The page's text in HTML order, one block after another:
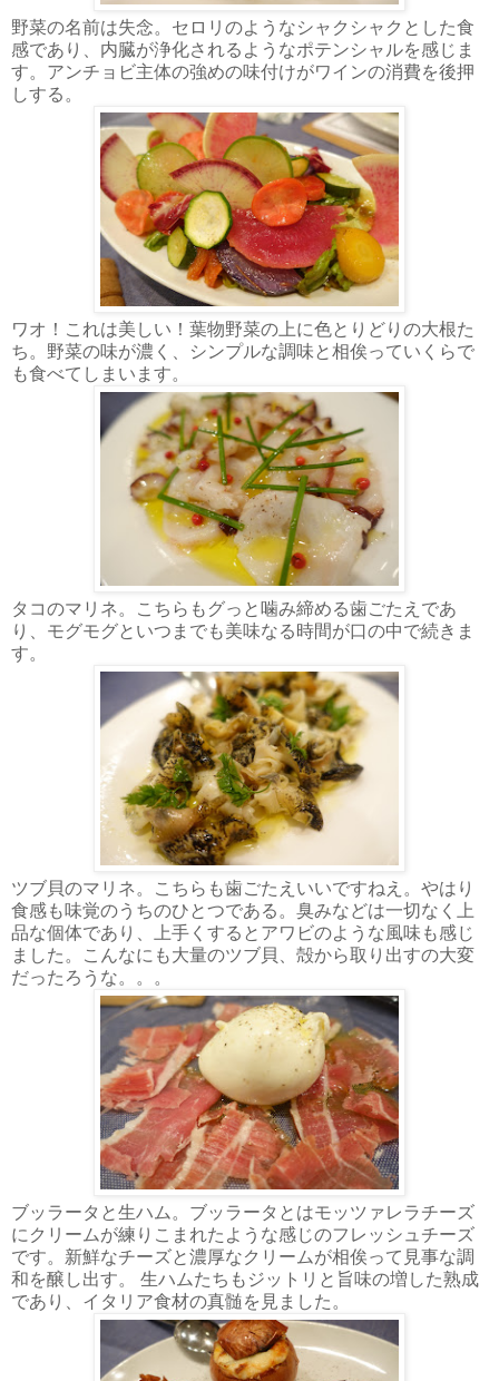
野菜の名前は失念。セロリのようなシャクシャクとした食
感であり、内臓が浄化されるようなポテンシャルを感じま
す。アンチョビ主体の強めの味付けがワインの消費を後押
しする。
ワオ！これは美しい！葉物野菜の上に色とりどりの大根た
ち。野菜の味が濃く、シンプルな調味と相俟っていくらで
も食べてしまいます。
タコのマリネ。こちらもグっと噛み締める歯ごたえであ
り、モグモグといつまでも美味なる時間が口の中で続きま
す。
ツブ貝のマリネ。こちらも歯ごたえいいですねえ。やはり
食感も味覚のうちのひとつである。臭みなどは一切なく上
品な個体であり、上手くするとアワビのような風味も感じ
ました。こんなにも大量のツブ貝、殻から取り出すの大変
だったろうな。。。
ブッラータと生ハム。ブッラータとはモッツァレラチーズ
にクリームが練りこまれたような感じのフレッシュチーズ
です。新鮮なチーズと濃厚なクリームが相俟って見事な調
和を醸し出す。 生ハムたちもジットリと旨味の増した熟成
であり、イタリア食材の真髄を見ました。